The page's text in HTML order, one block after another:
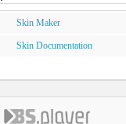
Skin Maker
Skin Documentation